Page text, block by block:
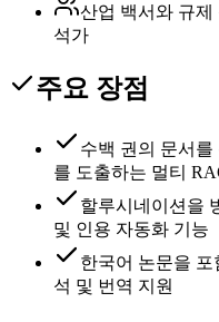
산업 백서와 규제
석가
주요 장점
수백 권의 문서
를 도출하는 멀티
할루시네이션을
및 인용 자동화 기능
한국어 논문을 포
석 및 번역 지원